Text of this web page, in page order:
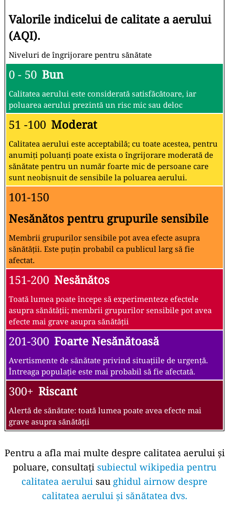
Valorile indicelui de calitate a aerului
(AQI).
Niveluri de îngrijorare pentru sănătate
0 - 50 Bun
Calitatea aerului este considerată satisfăcătoare, iar
poluarea aerului prezintă un risc mic sau deloc
51 -100 Moderat
Calitatea aerului este acceptabilă; cu toate acestea, pentru
anumiți poluanți poate exista o îngrijorare moderată de
sănătate pentru un număr foarte mic de persoane care
sunt neobișnuit de sensibile la poluarea aerului.
101-150
Nesănătos pentru grupurile sensibile
Membrii grupurilor sensibile pot avea efecte asupra
sănătății. Este puțin probabil ca publicul larg să fie
afectat.
151-200 Nesănătos
Toată lumea poate începe să experimenteze efectele
asupra sănătății; membrii grupurilor sensibile pot avea
efecte mai grave asupra sănătății
201-300 Foarte Nesănătoasă
Avertismente de sănătate privind situațiile de urgență.
Întreaga populație este mai probabil să fie afectată.
300+ Riscant
Alertă de sănătate: toată lumea poate avea efecte mai
grave asupra sănătății
Pentru a afla mai multe despre calitatea aerului și
poluare, consultați subiectul wikipedia pentru
calitatea aerului sau ghidul airnow despre
calitatea aerului și sănătatea dvs.